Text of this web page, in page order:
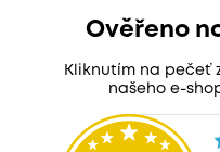
Ověřeno
Kliknutím na pečeť
našeho e-